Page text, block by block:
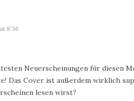
8:36
Neuerscheinungen für diesen
Das Cover ist außerdem wirklich
lesen wirst?